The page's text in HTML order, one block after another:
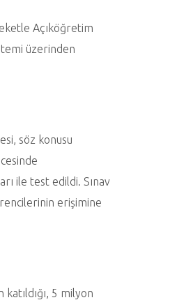
Açıköğretim
üzerinden
söz konusu
ile test edildi. Sınav
erişimine
5 milyon